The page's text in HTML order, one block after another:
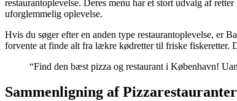
restaurantoplevelse. Deres menu har et stort udvalg af
uforglemmelig oplevelse.
Hvis du søger efter en anden type restaurantoplevelse, er
forvente at finde alt fra lækre kødretter til friske fiskeretter.
“Find den bæst pizza og restaurant i København!
Sammenligning af